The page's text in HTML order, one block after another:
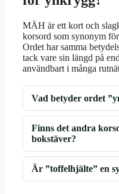
MÄH är ett kort och
korsord som synonym
Ordet har samma
tack vare sin längd på
användbart i många
Vad betyder ordet
Finns det andra
bokstäver?
Är ”toffelhjälte” en